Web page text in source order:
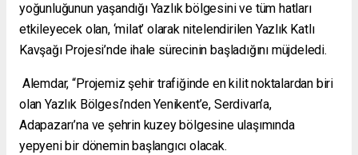
yoğunluğunun yaşandığı Yazlık bölgesini ve tüm hatları
etkileyecek olan, ‘milat’ olarak nitelendirilen Yazlık Katlı
Kavşağı Projesi’nde ihale sürecinin başladığını müjdeledi.
Alemdar, “Projemiz şehir trafiğinde en kilit noktalardan biri
olan Yazlık Bölgesi’nden Yenikent’e, Serdivan’a,
Adapazarı’na ve şehrin kuzey bölgesine ulaşımında
yepyeni bir dönemin başlangıcı olacak.